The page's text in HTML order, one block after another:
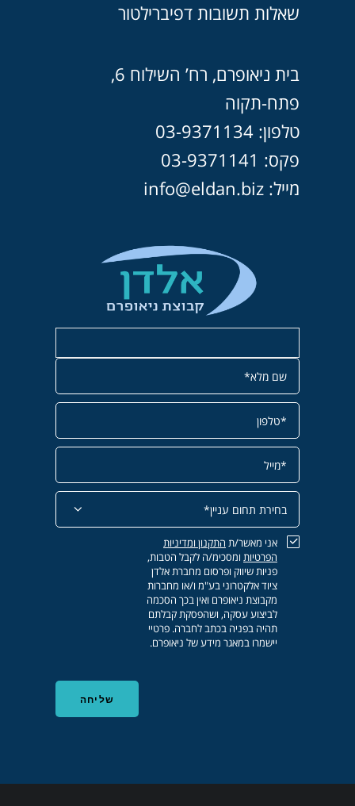
שאלות תשובות דפיברילטור
בית ניאופרם, רח’ השילוח 6,
פתח-תקוה
טלפון: 03-9371134
פקס: 03-9371141
מייל: info@eldan.biz
אני מאשר/ת התקנון ומדיניות
הפרטיות ומסכימ/ה לקבל הטבות,
פניות שיווק ופרסום מחברת אלדן
ציוד אלקטרוני בע"מ ו/או מחברות
מקבוצת ניאופרם ואין בכך הסכמה
לביצוע עסקה, ושהפסקת קבלתם
תהיה בפניה בכתב לחברה. פרטיי
יישמרו במאגר מידע של ניאופרם.